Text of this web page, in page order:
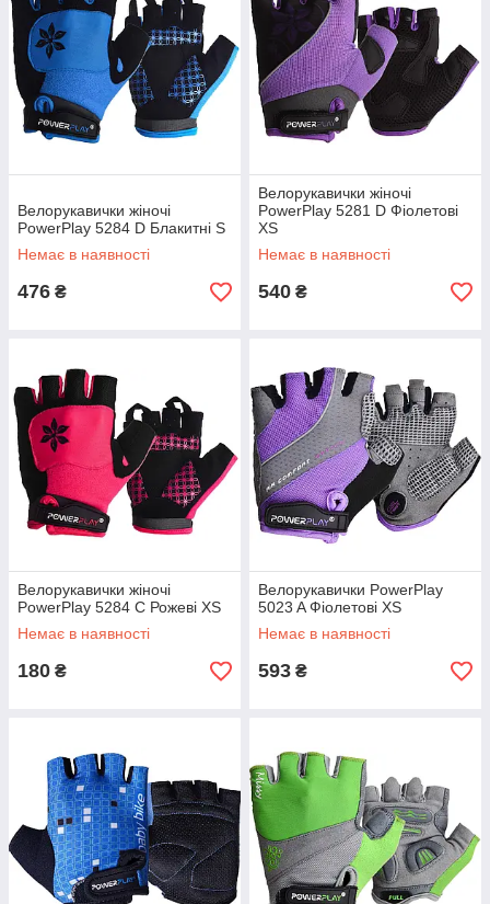
Велорукавички жіночі
PowerPlay 5284 D Блакитні S
Немає в наявності
476 ₴
Велорукавички жіночі
PowerPlay 5281 D Фіолетові
XS
Немає в наявності
540 ₴
Велорукавички жіночі
PowerPlay 5284 C Рожеві XS
Немає в наявності
180 ₴
Велорукавички PowerPlay
5023 A Фіолетові XS
Немає в наявності
593 ₴